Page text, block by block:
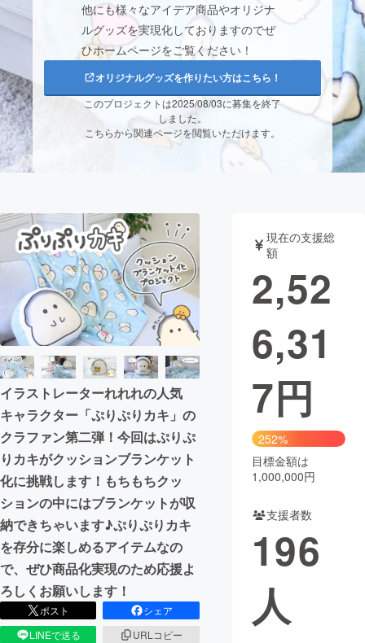
CAMPFIRE for Social GoodCAMPFIRE Creation
CAMPFIREふるさと納税machi-yaコミュニティ
他にも様々なアイデア商品やオリジナ
ルグッズを実現化しておりますのでぜ
ひホームページをご覧ください！
オリジナルグッズを作りたい方はこちら！
このプロジェクトは2025/08/03に募集を終了
しました。
こちらから関連ページを閲覧いただけます。
イラストレーターれれれの人気
キャラクター「ぷりぷりカキ」の
クラファン第二弾！今回はぷりぷ
りカキがクッションブランケット
化に挑戦します！もちもちクッ
ションの中にはブランケットが収
納できちゃいます♪ぷりぷりカキ
を存分に楽しめるアイテムなの
で、ぜひ商品化実現のため応援よ
ろしくお願いします！
ポスト
シェア
LINEで送る
URLコピー
現在の支援総
額
2,52
6,31
7円
252%
目標金額は
1,000,000円
支援者数
196
人